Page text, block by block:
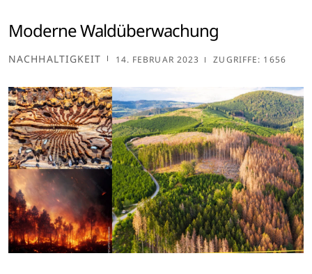
Moderne Waldüberwachung
NACHHALTIGKEIT 14. FEBRUAR 2023 ZUGRIFFE: 1656